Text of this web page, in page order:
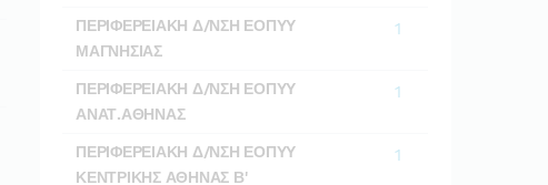
ΠΕΡΙΦΕΡΕΙΑΚΗ Δ/ΝΣΗ ΕΟΠΥΥ
ΜΑΓΝΗΣΙΑΣ
1
ΠΕΡΙΦΕΡΕΙΑΚΗ Δ/ΝΣΗ ΕΟΠΥΥ
ΑΝΑΤ.ΑΘΗΝΑΣ
1
ΠΕΡΙΦΕΡΕΙΑΚΗ Δ/ΝΣΗ ΕΟΠΥΥ
ΚΕΝΤΡΙΚΗΣ ΑΘΗΝΑΣ Β'
1